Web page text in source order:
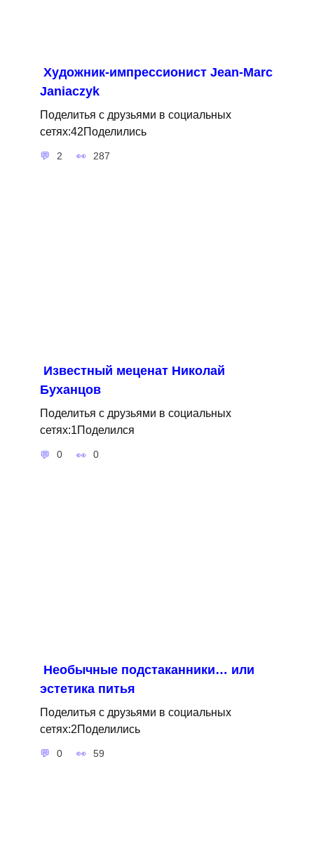
Художник-импрессионист Jean-Marc
Janiaczyk
Поделитья с друзьями в социальных
сетях:42Поделились
2 287
Известный меценат Николай
Буханцов
Поделитья с друзьями в социальных
сетях:1Поделился
0 0
Необычные подстаканники… или
эстетика питья
Поделитья с друзьями в социальных
сетях:2Поделились
0 59